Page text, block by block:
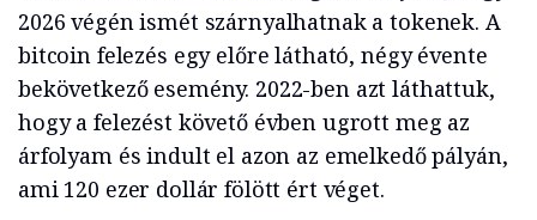
2026 végén ismét szárnyalhatnak a tokenek. A
bitcoin felezés egy előre látható, négy évente
bekövetkező esemény. 2022-ben azt láthattuk,
hogy a felezést követő évben ugrott meg az
árfolyam és indult el azon az emelkedő pályán,
ami 120 ezer dollár fölött ért véget.